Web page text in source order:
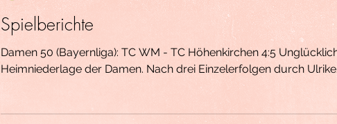
Spielberichte
Damen 50 (Bayernliga): TC WM - TC Höhenkirchen 4:5 Unglückliche
Heimniederlage der Damen. Nach drei Einzelerfolgen durch Ulrike